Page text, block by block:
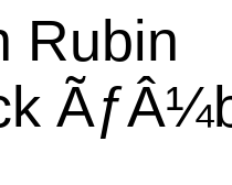
Rubin